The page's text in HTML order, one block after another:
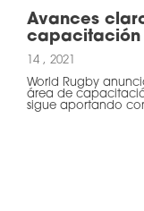
Avances
capacitación
14 , 2021
World Rugby
área de
sigue aportando